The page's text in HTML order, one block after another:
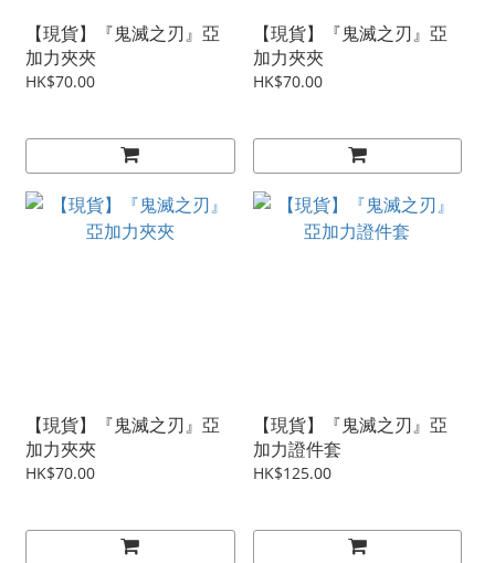
【現貨】『鬼滅之刃』亞
加力夾夾
HK$70.00
【現貨】『鬼滅之刃』亞
加力夾夾
HK$70.00
【現貨】『鬼滅之刃』亞
加力夾夾
HK$70.00
【現貨】『鬼滅之刃』亞
加力證件套
HK$125.00